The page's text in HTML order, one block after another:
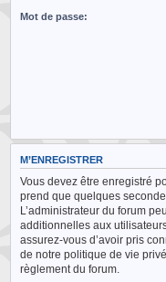
Mot de passe:
M’ENREGISTRER
Vous devez être enregistré
prend que quelques
L’administrateur du forum
additionnelles aux
assurez-vous d’avoir pris
de notre politique de vie
règlement du forum.